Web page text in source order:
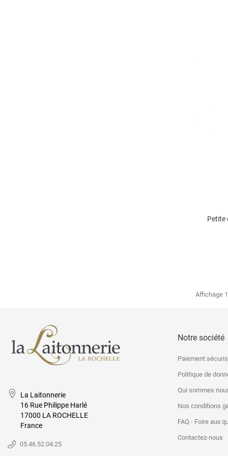
Petite
Affichage
La Laitonnerie
16 Rue Philippe Harlé
17000 LA ROCHELLE
France
05.46.52.04.25
Notre société
Paiement
Politique de
Qui sommes
Nos conditions
FAQ - Foire aux
Contactez-nous